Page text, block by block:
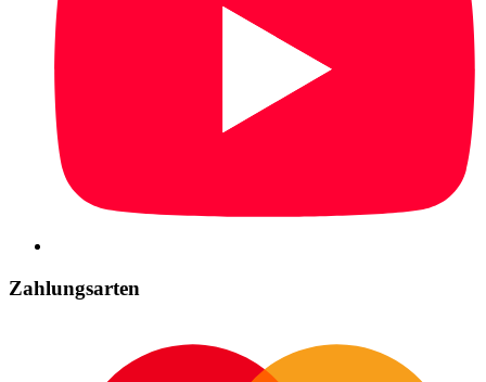
Zahlungsarten